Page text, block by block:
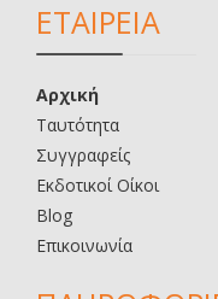
ΕΤΑΙΡΕΙΑ
Αρχική
Ταυτότητα
Συγγραφείς
Εκδοτικοί Οίκοι
Blog
Επικοινωνία